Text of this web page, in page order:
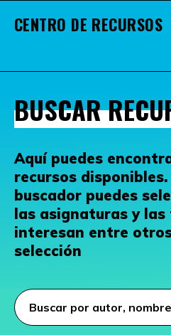
CENTRO DE RECURSOS
BUSCAR
Aquí puedes
recursos
buscador puedes
las asignaturas y
interesan entre
selección